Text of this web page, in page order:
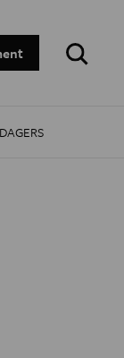
Zoeken: